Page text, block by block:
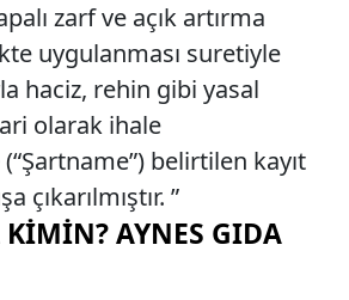
zarf ve açık artırma
uygulanması suretiyle
haciz, rehin gibi yasal
olarak ihale
belirtilen kayıt
çıkarılmıştır. ”
KIMIN? AYNES GIDA